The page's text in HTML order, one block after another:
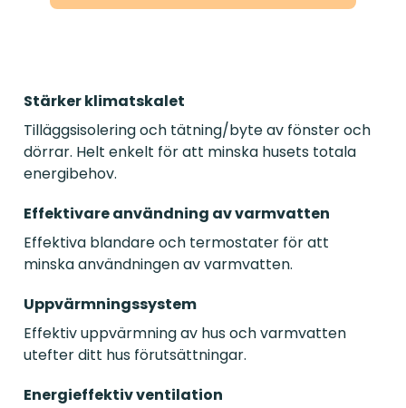
Stärker klimatskalet
Tilläggsisolering och tätning/byte av fönster och
dörrar. Helt enkelt för att minska husets totala
energibehov.
Effektivare användning av varmvatten
Effektiva blandare och termostater för att
minska användningen av varmvatten.
Uppvärmningssystem
Effektiv uppvärmning av hus och varmvatten
utefter ditt hus förutsättningar.
Energieffektiv ventilation